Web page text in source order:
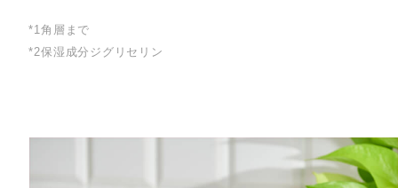
*1角層まで
*2保湿成分ジグリセリン